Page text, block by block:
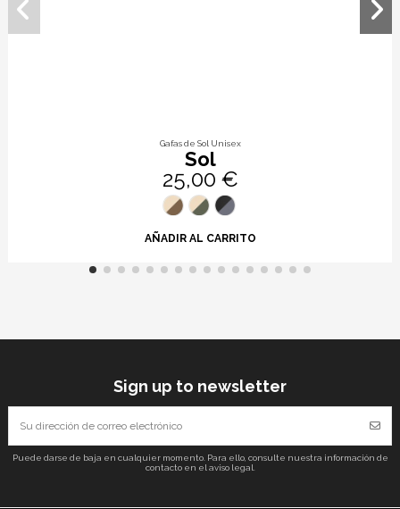
Gafas de Sol Unisex
Sol
25,00 €
AÑADIR AL CARRITO
Sign up to newsletter
Puede darse de baja en cualquier momento. Para ello, consulte nuestra información de
contacto en el aviso legal.